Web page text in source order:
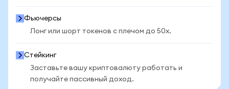
Фьючерсы
Лонг или шорт токенов с плечом до 50x.
Стейкинг
Заставьте вашу криптовалюту работать и
получайте пассивный доход.